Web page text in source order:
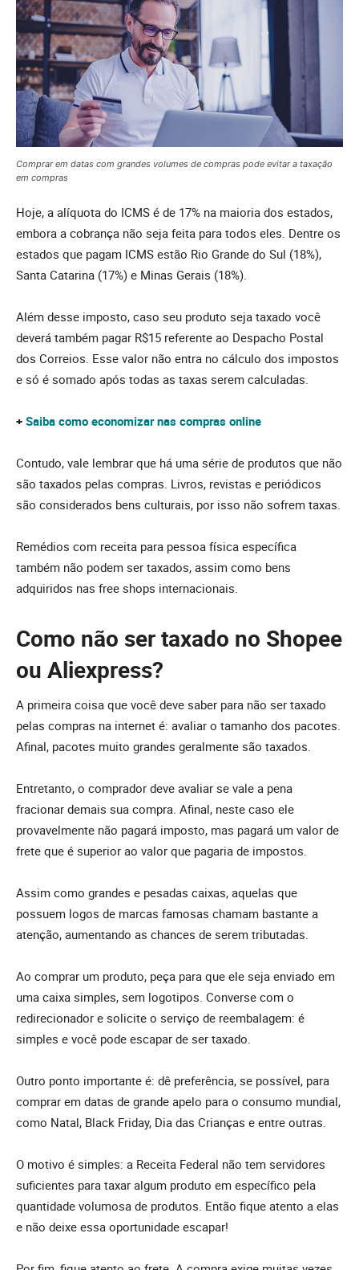
Comprar em datas com grandes volumes de compras pode evitar a taxação
em compras
Hoje, a alíquota do ICMS é de 17% na maioria dos estados,
embora a cobrança não seja feita para todos eles. Dentre os
estados que pagam ICMS estão Rio Grande do Sul (18%),
Santa Catarina (17%) e Minas Gerais (18%).
Além desse imposto, caso seu produto seja taxado você
deverá também pagar R$15 referente ao Despacho Postal
dos Correios. Esse valor não entra no cálculo dos impostos
e só é somado após todas as taxas serem calculadas.
+ Saiba como economizar nas compras online
Contudo, vale lembrar que há uma série de produtos que não
são taxados pelas compras. Livros, revistas e periódicos
são considerados bens culturais, por isso não sofrem taxas.
Remédios com receita para pessoa física específica
também não podem ser taxados, assim como bens
adquiridos nas free shops internacionais.
Como não ser taxado no Shopee
ou Aliexpress?
A primeira coisa que você deve saber para não ser taxado
pelas compras na internet é: avaliar o tamanho dos pacotes.
Afinal, pacotes muito grandes geralmente são taxados.
Entretanto, o comprador deve avaliar se vale a pena
fracionar demais sua compra. Afinal, neste caso ele
provavelmente não pagará imposto, mas pagará um valor de
frete que é superior ao valor que pagaria de impostos.
Assim como grandes e pesadas caixas, aquelas que
possuem logos de marcas famosas chamam bastante a
atenção, aumentando as chances de serem tributadas.
Ao comprar um produto, peça para que ele seja enviado em
uma caixa simples, sem logotipos. Converse com o
redirecionador e solicite o serviço de reembalagem: é
simples e você pode escapar de ser taxado.
Outro ponto importante é: dê preferência, se possível, para
comprar em datas de grande apelo para o consumo mundial,
como Natal, Black Friday, Dia das Crianças e entre outras.
O motivo é simples: a Receita Federal não tem servidores
suficientes para taxar algum produto em específico pela
quantidade volumosa de produtos. Então fique atento a elas
e não deixe essa oportunidade escapar!